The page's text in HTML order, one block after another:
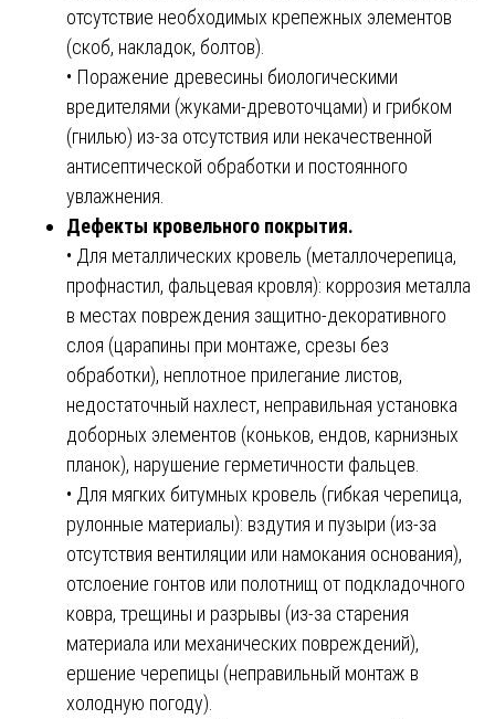
отсутствие необходимых крепежных элементов
(скоб, накладок, болтов).
• Поражение древесины биологическими
вредителями (жуками-древоточцами) и грибком
(гнилью) из-за отсутствия или некачественной
антисептической обработки и постоянного
увлажнения.
Дефекты кровельного покрытия.
• Для металлических кровель (металлочерепица,
профнастил, фальцевая кровля): коррозия металла
в местах повреждения защитно-декоративного
слоя (царапины при монтаже, срезы без
обработки), неплотное прилегание листов,
недостаточный нахлест, неправильная установка
доборных элементов (коньков, ендов, карнизных
планок), нарушение герметичности фальцев.
• Для мягких битумных кровель (гибкая черепица,
рулонные материалы): вздутия и пузыри (из-за
отсутствия вентиляции или намокания основания),
отслоение гонтов или полотнищ от подкладочного
ковра, трещины и разрывы (из-за старения
материала или механических повреждений),
ершение черепицы (неправильный монтаж в
холодную погоду).